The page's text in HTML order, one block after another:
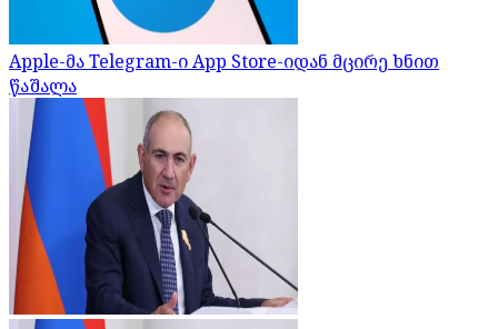
Apple-მა Telegram-ი App Store-იდან მცირე ხნით
წაშალა